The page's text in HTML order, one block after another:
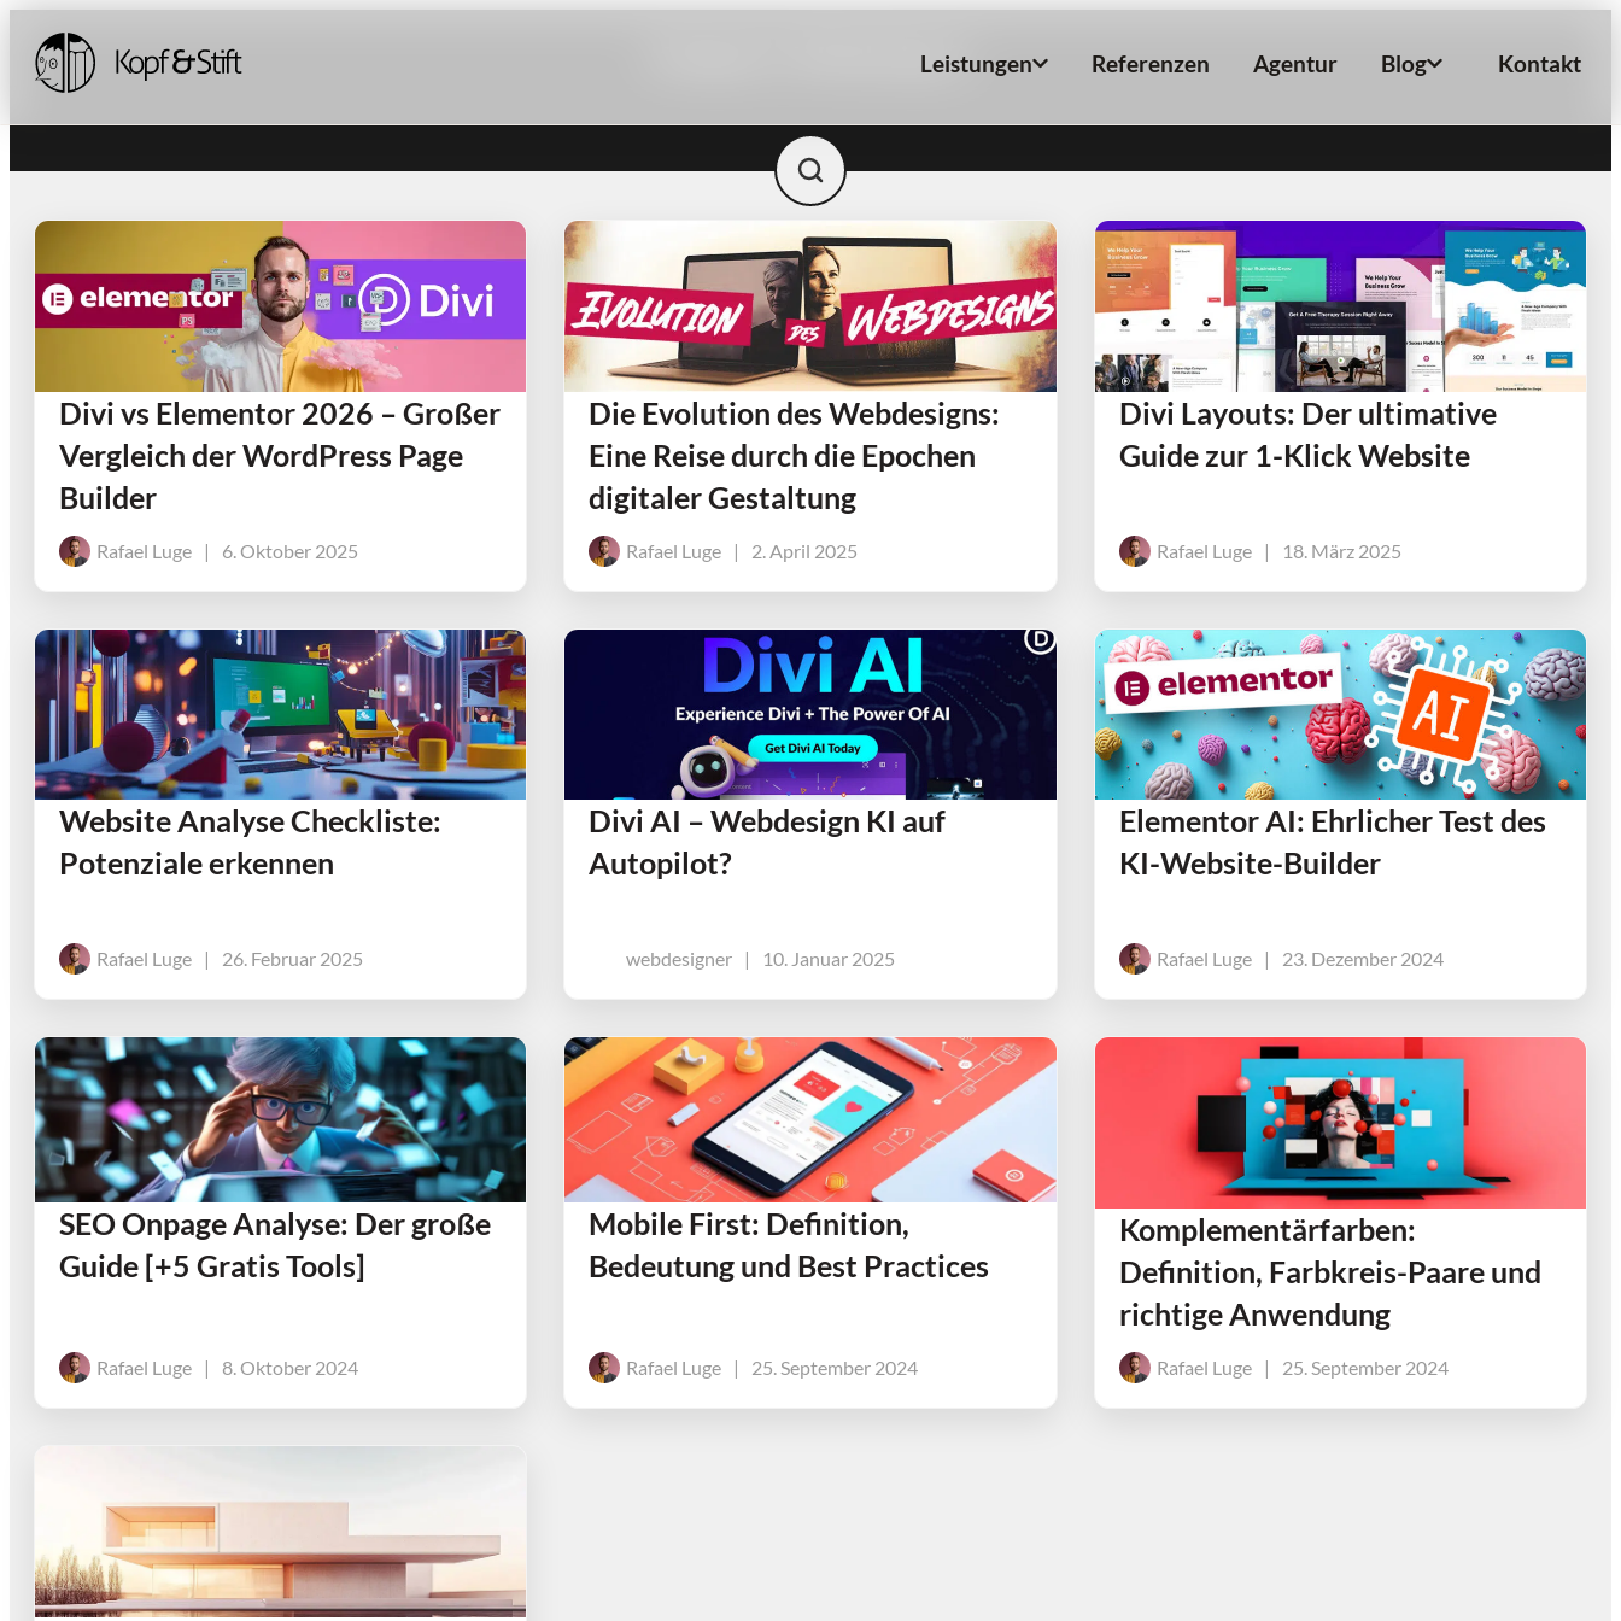
Leistungen Referenzen Agentur Blog Kontakt
Kategorie: Webdesign
Divi vs Elementor 2026 – Großer
Vergleich der WordPress Page
Builder
Rafael Luge | 6. Oktober 2025
Die Evolution des Webdesigns:
Eine Reise durch die Epochen
digitaler Gestaltung
Rafael Luge | 2. April 2025
Divi Layouts: Der ultimative
Guide zur 1-Klick Website
Rafael Luge | 18. März 2025
Website Analyse Checkliste:
Potenziale erkennen
Rafael Luge | 26. Februar 2025
Divi AI – Webdesign KI auf
Autopilot?
webdesigner | 10. Januar 2025
Elementor AI: Ehrlicher Test des
KI-Website-Builder
Rafael Luge | 23. Dezember 2024
SEO Onpage Analyse: Der große
Guide [+5 Gratis Tools]
Rafael Luge | 8. Oktober 2024
Mobile First: Definition,
Bedeutung und Best Practices
Rafael Luge | 25. September 2024
Komplementärfarben:
Definition, Farbkreis-Paare und
richtige Anwendung
Rafael Luge | 25. September 2024